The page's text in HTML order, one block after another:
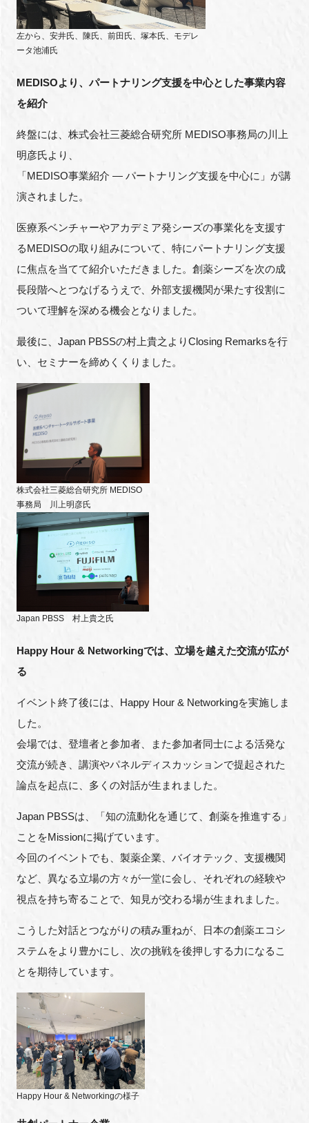
左から、安井氏、陳氏、前田氏、塚本氏、モデレ
ータ池浦氏
MEDISOより、パートナリング支援を中心とした事業内容
を紹介
終盤には、株式会社三菱総合研究所 MEDISO事務局の川上
明彦氏より、
「MEDISO事業紹介 ― パートナリング支援を中心に」が講
演されました。
医療系ベンチャーやアカデミア発シーズの事業化を支援す
るMEDISOの取り組みについて、特にパートナリング支援
に焦点を当てて紹介いただきました。創薬シーズを次の成
長段階へとつなげるうえで、外部支援機関が果たす役割に
ついて理解を深める機会となりました。
最後に、Japan PBSSの村上貴之よりClosing Remarksを行
い、セミナーを締めくくりました。
株式会社三菱総合研究所 MEDISO
事務局 川上明彦氏
Japan PBSS 村上貴之氏
Happy Hour & Networkingでは、立場を越えた交流が広が
る
イベント終了後には、Happy Hour & Networkingを実施しま
した。
会場では、登壇者と参加者、また参加者同士による活発な
交流が続き、講演やパネルディスカッションで提起された
論点を起点に、多くの対話が生まれました。
Japan PBSSは、「知の流動化を通じて、創薬を推進する」
ことをMissionに掲げています。
今回のイベントでも、製薬企業、バイオテック、支援機関
など、異なる立場の方々が一堂に会し、それぞれの経験や
視点を持ち寄ることで、知見が交わる場が生まれました。
こうした対話とつながりの積み重ねが、日本の創薬エコシ
ステムをより豊かにし、次の挑戦を後押しする力になるこ
とを期待しています。
Happy Hour & Networkingの様子